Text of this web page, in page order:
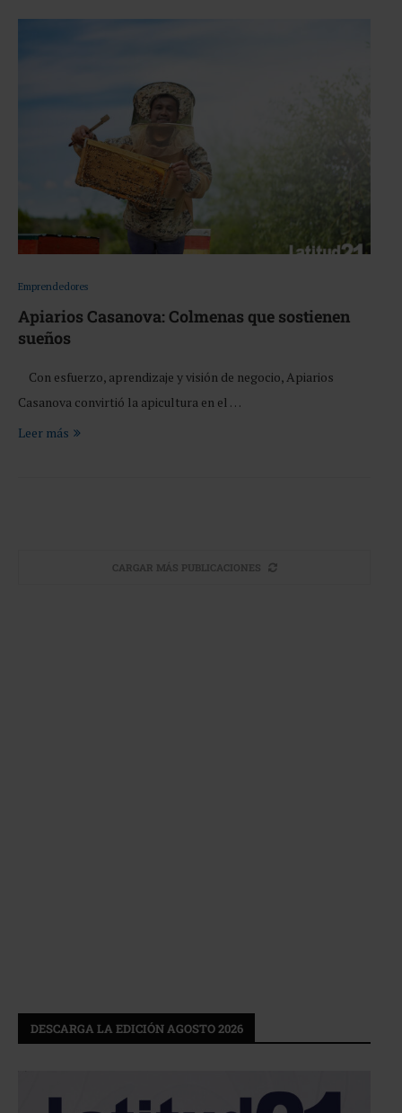
Emprendedores
Apiarios Casanova: Colmenas que sostienen
sueños
Con esfuerzo, aprendizaje y visión de negocio, Apiarios
Casanova convirtió la apicultura en el …
Leer más
CARGAR MÁS PUBLICACIONES
DESCARGA LA EDICIÓN AGOSTO 2026